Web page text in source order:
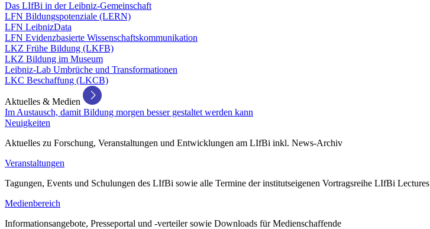
Das LIfBi in der Leibniz-Gemeinschaft
LFN Bildungspotenziale (LERN)
LFN LeibnizData
LFN Evidenzbasierte Wissenschaftskommunikation
LKZ Frühe Bildung (LKFB)
LKZ Bildung im Museum
Leibniz-Lab Umbrüche und Transformationen
LKC Beschaffung (LKCB)
Aktuelles & Medien
Im Austausch, damit Bildung morgen besser gestaltet werden kann
Neuigkeiten
Aktuelles zu Forschung, Veranstaltungen und Entwicklungen am LIfBi inkl. News-Archiv
Veranstaltungen
Tagungen, Events und Schulungen des LIfBi sowie alle Termine der institutseigenen Vortragsreihe LIfBi Lectures
Medienbereich
Informationsangebote, Presseportal und -verteiler sowie Downloads für Medienschaffende